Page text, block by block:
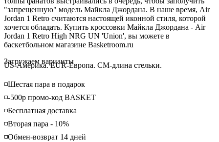
"запрещенную" модель Майкла Джордана. В наше время, Air
Jordan 1 Retro считаются настоящей иконной стиля, которой
хочется обладать. Купить кроссовки Майкла Джордана - Air
Jordan 1 Retro High NRG UN 'Union', вы можете в
баскетбольном магазине Basketroom.ru
Loading...
Загружаем варианты
US-Америка. EUR-Европа. CM-длина стельки.
◽️Шестая пара в подарок
◽️-500р промо-код BASKET
◽️Бесплатная доставка
◽️Вторая пара - 10%
◽️Обмен-возврат 14 дней